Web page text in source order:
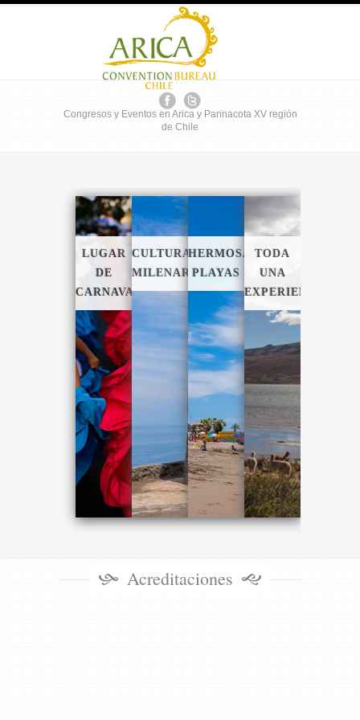
Congresos y Eventos en Arica y Parinacota XV región
de Chile
LUGAR
DE
CARNAVALES
CULTURA
MILENARIA
HERMOSAS
PLAYAS
TODA
UNA
EXPERIENCIA
Acreditaciones